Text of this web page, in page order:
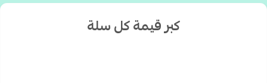
كبر قيمة كل سلة